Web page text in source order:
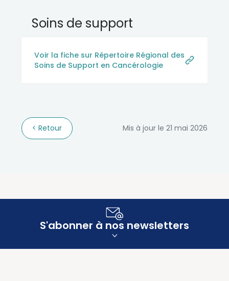
Soins de support
Voir la fiche sur Répertoire Régional des
Soins de Support en Cancérologie
Retour Mis à jour le 21 mai 2026
S'abonner à nos newsletters